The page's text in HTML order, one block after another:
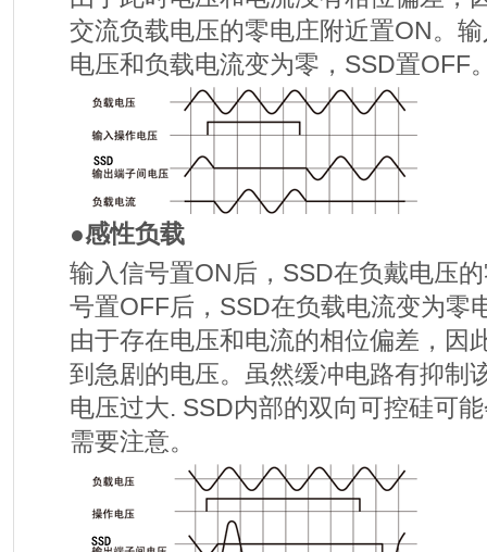
交流负载电压的零电庄附近置ON。
电压和负载电流变为零，SSD置OFF
●感性负载
输入信号置ON后，SSD在负戴电压
号置OFF后，SSD在负载电流变为零
由于存在电压和电流的相位偏差，因
到急剧的电压。虽然缓冲电路有抑制
电压过大. SSD内部的双向可控硅可
需要注意。